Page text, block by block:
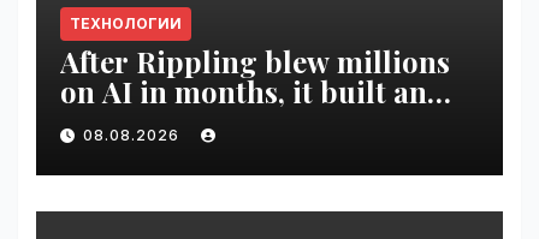
ТЕХНОЛОГИИ
After Rippling blew millions
on AI in months, it built an
employee ROI tool |
VseTime.ru
08.08.2026